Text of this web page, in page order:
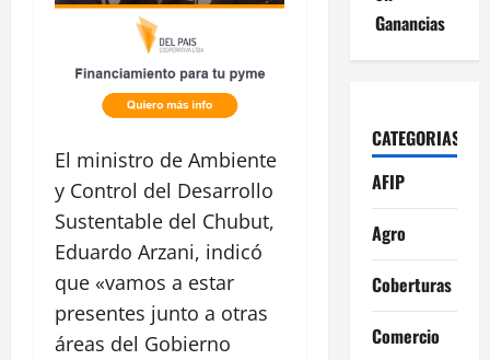
El ministro de Ambiente
y Control del Desarrollo
Sustentable del Chubut,
Eduardo Arzani, indicó
que «vamos a estar
presentes junto a otras
áreas del Gobierno
Ganancias
CATEGORIAS
AFIP
Agro
Coberturas
Comercio